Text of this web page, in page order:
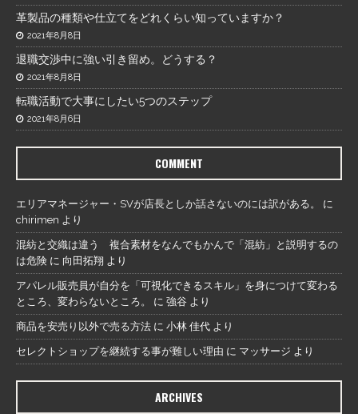
革製品の種類や仕立てをどれくらい知っていますか？
2021年8月8日
退職交渉中に強い引き留め。どうする？
2021年8月8日
転職活動で大事にしたい5つのステップ
2021年8月6日
COMMENT
エリアマネージャー・SVが店長としか話さないのには訳がある。
に
chirimen より
混紡と交織は違う 複合素材をなんでもかんで「混紡」と説明するの
は危険 に 向田拓翔 より
アパレル販売員が自分を「可視化できるスキル」を身につけて変わる
ところ、変わらないところ。
に 強谷 より
商品を安売り以外で売る方法 に 小林 佳代 より
セレクトショップを継続する事が難しい理由 に マッサージ より
ARCHIVES